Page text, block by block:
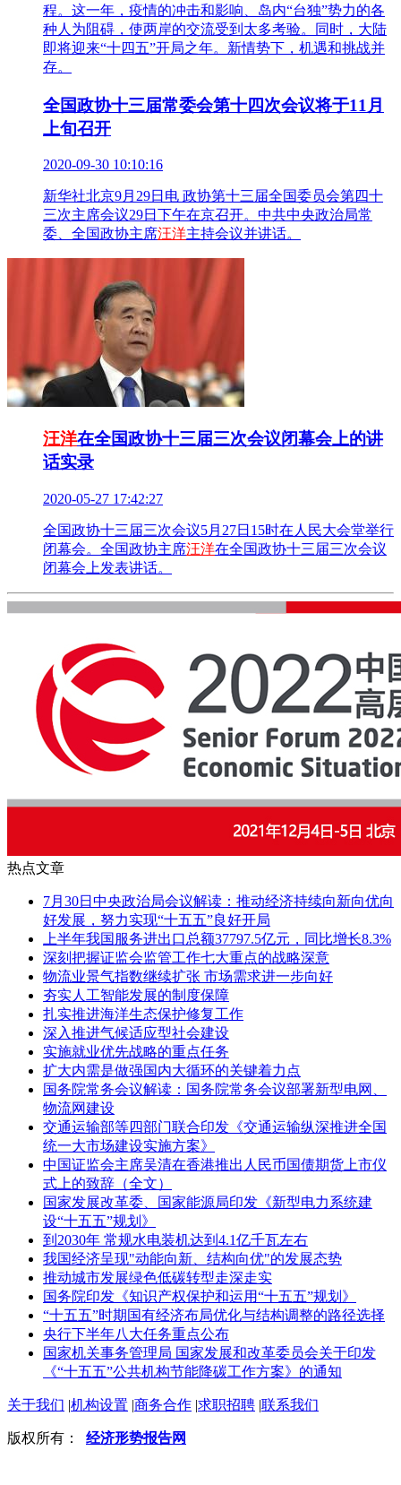
程。这一年，疫情的冲击和影响、岛内“台独”势力的各
种人为阻碍，使两岸的交流受到太多考验。同时，大陆
即将迎来“十四五”开局之年。新情势下，机遇和挑战并
存。
全国政协十三届常委会第十四次会议将于11月
上旬召开
2020-09-30 10:10:16
新华社北京9月29日电 政协第十三届全国委员会第四十
三次主席会议29日下午在京召开。中共中央政治局常
委、全国政协主席汪洋主持会议并讲话。
汪洋在全国政协十三届三次会议闭幕会上的讲
话实录
2020-05-27 17:42:27
全国政协十三届三次会议5月27日15时在人民大会堂举行
闭幕会。全国政协主席汪洋在全国政协十三届三次会议
闭幕会上发表讲话。
热点文章
7月30日中央政治局会议解读：推动经济持续向新向优向
好发展，努力实现“十五五”良好开局
上半年我国服务进出口总额37797.5亿元，同比增长8.3%
深刻把握证监会监管工作七大重点的战略深意
物流业景气指数继续扩张 市场需求进一步向好
夯实人工智能发展的制度保障
扎实推进海洋生态保护修复工作
深入推进气候适应型社会建设
实施就业优先战略的重点任务
扩大内需是做强国内大循环的关键着力点
国务院常务会议解读：国务院常务会议部署新型电网、
物流网建设
交通运输部等四部门联合印发《交通运输纵深推进全国
统一大市场建设实施方案》
中国证监会主席吴清在香港推出人民币国债期货上市仪
式上的致辞（全文）
国家发展改革委、国家能源局印发《新型电力系统建
设“十五五”规划》
到2030年 常规水电装机达到4.1亿千瓦左右
我国经济呈现"动能向新、结构向优"的发展态势
推动城市发展绿色低碳转型走深走实
国务院印发《知识产权保护和运用“十五五”规划》
“十五五”时期国有经济布局优化与结构调整的路径选择
央行下半年八大任务重点公布
国家机关事务管理局 国家发展和改革委员会关于印发
《“十五五”公共机构节能降碳工作方案》的通知
关于我们 |机构设置 |商务合作 |求职招聘 |联系我们
版权所有： 经济形势报告网